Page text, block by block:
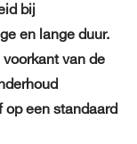
bij
en lange duur.
van de
op een standaard